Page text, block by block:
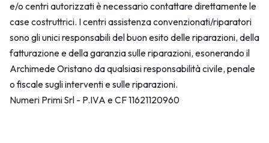
e/o centri autorizzati è necessario contattare direttamente le
case costruttrici. I centri assistenza convenzionati/riparatori
sono gli unici responsabili del buon esito delle riparazioni, della
fatturazione e della garanzia sulle riparazioni, esonerando il
Archimede Oristano da qualsiasi responsabilità civile, penale
o fiscale sugli interventi e sulle riparazioni.
Numeri Primi Srl - P.IVA e CF 11621120960